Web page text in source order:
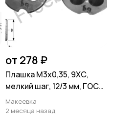
от 278 ₽
Плашка М3х0,35, 9ХС,
мелкий шаг, 12/3 мм, ГОСТ
7740-71, сделано в СССР
Макеевка
2 месяца назад